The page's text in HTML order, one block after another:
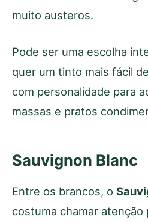
muito austeros.
Pode ser uma escolha
quer um tinto mais fácil
com personalidade para
massas e pratos
Sauvignon Blanc
Entre os brancos, o
costuma chamar